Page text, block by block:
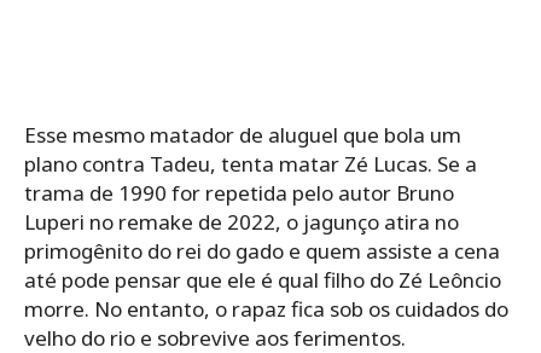
Esse mesmo matador de aluguel que bola um
plano contra Tadeu, tenta matar Zé Lucas. Se a
trama de 1990 for repetida pelo autor Bruno
Luperi no remake de 2022, o jagunço atira no
primogênito do rei do gado e quem assiste a cena
até pode pensar que ele é qual filho do Zé Leôncio
morre. No entanto, o rapaz fica sob os cuidados do
velho do rio e sobrevive aos ferimentos.